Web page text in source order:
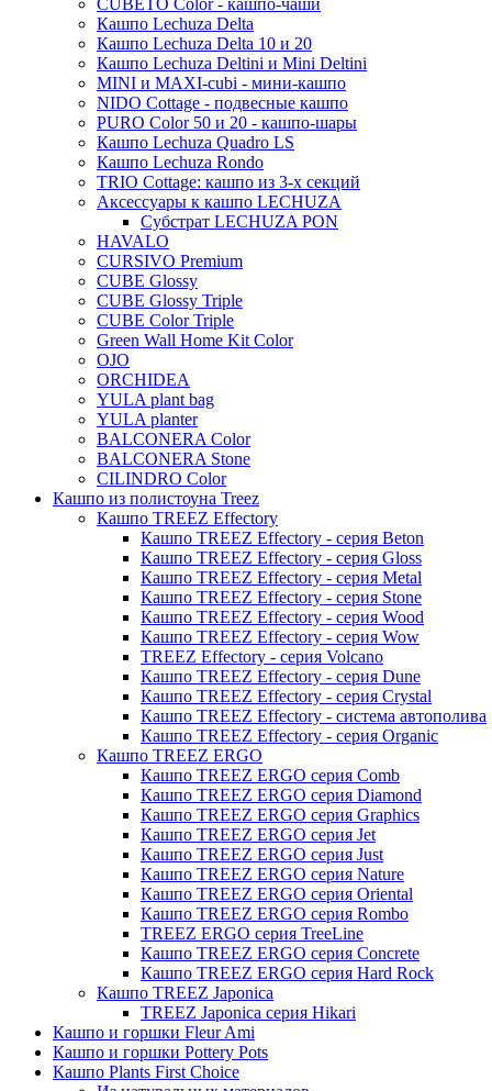
Nature rib
Nature row
Urban smooth
Nature groove
Vivo
Pure
Ella
Top
Prestige
Parel
Primus
Promo
Cascara
Multivorm
Private label
Charm
Faz
Organic
Baskets
Colour me
Luxe lite
Polystone coated
Raindrop
Vertical rib
Vogue
Lux terrazzo
Oyster
Refined
Cement
Essential
Natural
Platinum
Refined retro
Ridged
Rough
Stone
Luca lifestyle
Argento
Grigio
Struttura
Private label
Blend
White label
Polycube
Twist
Ter steege
Sebas
Dian
Unique
Static
КЕРАМИЧЕСКИЕ_DEN DAAS
Terra cotta
Ter steege
Mystic
Amora
Cresta
Manon
Ryan
Suze
Lindy
Karlijn
Mees
Moda
White label
Private label
Beauty
Plain
Xclusive gardens
Standaard
Trend
Cortenstyle
Stiel
Кашпо Lechuza Delta
Кашпо Lechuza Delta 10 и 20
Кашпо Lechuza Deltini и Mini Deltini
MINI и MAXI-cubi - мини-кашпо
NIDO Cottage - подвесные кашпо
PURO Color 50 и 20 - кашпо-шары
Кашпо Lechuza Quadro LS
Кашпо Lechuza Rondo
TRIO Cottage: кашпо из 3-х секций
Аксессуары к кашпо LECHUZA
Субстрат LECHUZA PON
HAVALO
CURSIVO Premium
CUBE Glossy
CUBE Glossy Triple
CUBE Color Triple
Green Wall Home Kit Color
OJO
ORCHIDEA
YULA plant bag
YULA planter
BALCONERA Color
BALCONERA Stone
CILINDRO Color
Кашпо из полистоуна Treez
Кашпо TREEZ Effectory
Кашпо TREEZ Effectory - серия Beton
Кашпо TREEZ Effectory - серия Gloss
Кашпо TREEZ Effectory - серия Metal
Кашпо TREEZ Effectory - серия Stone
Кашпо TREEZ Effectory - серия Wood
Кашпо TREEZ Effectory - серия Wow
TREEZ Effectory - серия Volcano
Кашпо TREEZ Effectory - серия Dune
Кашпо TREEZ Effectory - серия Crystal
Кашпо TREEZ Effectory - система автополива
Кашпо TREEZ Effectory - серия Organic
Кашпо TREEZ ERGO
Кашпо TREEZ ERGO серия Comb
Кашпо TREEZ ERGO серия Diamond
Кашпо TREEZ ERGO серия Graphics
Кашпо TREEZ ERGO серия Jet
Кашпо TREEZ ERGO серия Just
Кашпо TREEZ ERGO серия Nature
Кашпо TREEZ ERGO серия Oriental
Кашпо TREEZ ERGO серия Rombo
TREEZ ERGO серия TreeLine
Кашпо TREEZ ERGO серия Concrete
Кашпо TREEZ ERGO серия Hard Rock
Кашпо TREEZ Japonica
TREEZ Japonica серия Hikari
Кашпо и горшки Fleur Ami
Кашпо и горшки Pottery Pots
Кашпо Plants First Choice